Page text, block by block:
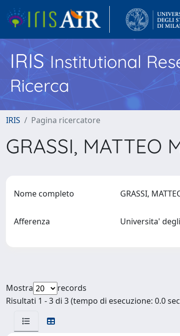
IRISInstitutional
Ricerca
IRIS Pagina ricercatore
GRASSI, MATTEO
Nome completo GRASSI,
Afferenza Universita'
Mostra
records
Risultati 1 - 3 di 3 (tempo di esecuzione: 0.0